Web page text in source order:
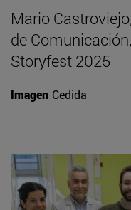
Mario
de
Storyfest 2025
Imagen Cedida